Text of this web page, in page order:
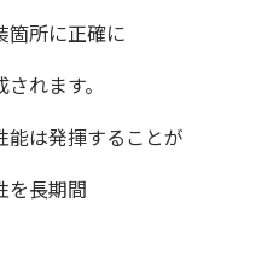
箇所に正確に
れます。
能は発揮することが
を長期間